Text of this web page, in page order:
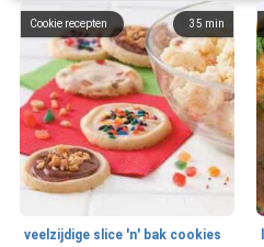
35 min
Cookie recepten
veelzijdige slice 'n' bak cookies